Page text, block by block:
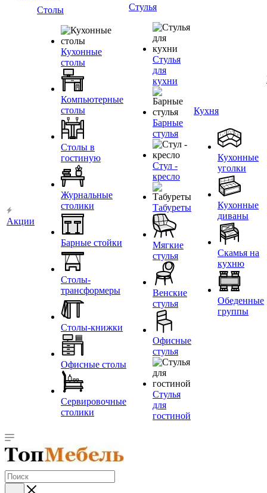
Акции
Столы
Кухонные
столы
Компьютерные
столы
Столы в
гостиную
Журнальные
столики
Барные стойки
Столы-
трансформеры
Столы-книжки
Офисные столы
Сервировочные
столики
Стулья
Стулья
для
кухни
Барные
стулья
Стул -
кресло
Табуреты
Мягкие
стулья
Венские
стулья
Офисные
стулья
Стулья
для
гостиной
Кухня
Кухонные
уголки
Кухонные
диваны
Скамья на
кухню
Обеденные
группы